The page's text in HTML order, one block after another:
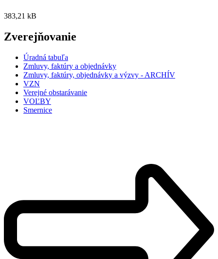
383,21 kB
Zverejňovanie
Úradná tabuľa
Zmluvy, faktúry a objednávky
Zmluvy, faktúry, objednávky a výzvy - ARCHÍV
VZN
Verejné obstarávanie
VOĽBY
Smernice